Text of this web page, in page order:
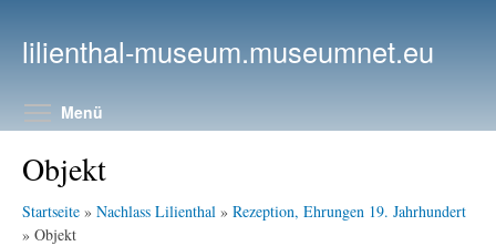
lilienthal-museum.museumnet.eu
Menü
Objekt
Startseite » Nachlass Lilienthal » Rezeption, Ehrungen 19. Jahrhundert
» Objekt